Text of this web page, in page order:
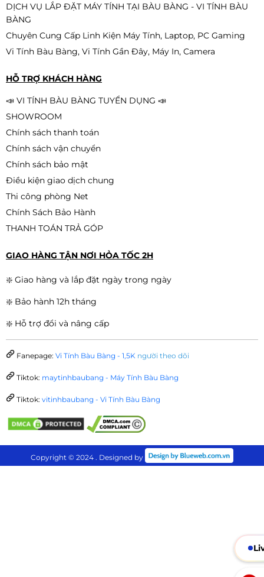
-16%
Numpad
-18%
DỊCH VỤ LẮP ĐẶT MÁY TÍNH TẠI BÀU BÀNG - VI TÍNH BÀU
BÀNG
Chuyên Cung Cấp Linh Kiện Máy Tính, Laptop, PC Gaming
Vi Tính Bàu Bàng, Vi Tính Gần Đây, Máy In, Camera
HỖ TRỢ KHÁCH HÀNG
📣 VI TÍNH BÀU BÀNG TUYỂN DỤNG 📣
SHOWROOM
Chính sách thanh toán
Chính sách vận chuyển
Chính sách bảo mật
Điều kiện giao dịch chung
Thi công phòng Net
Chính Sách Bảo Hành
THANH TOÁN TRẢ GÓP
GIAO HÀNG TẬN NƠI HỎA TỐC 2H
❇️ Giao hàng và lắp đặt ngày trong ngày
❇️ Bảo hành 12h tháng
❇️ Hỗ trợ đổi và nâng cấp
Fanepage: Vi Tính Bàu Bàng - 1,5K người theo dõi
Tiktok: maytinhbaubang - Máy Tính Bàu Bàng
Tiktok: vitinhbaubang - Vi Tính Bàu Bàng
Copyright © 2024 . Designed by